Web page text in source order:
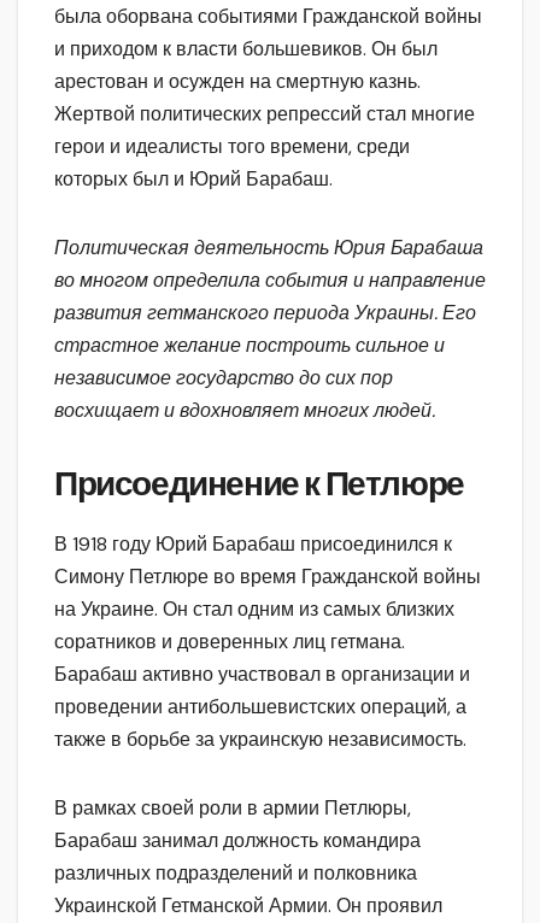
была оборвана событиями Гражданской войны
и приходом к власти большевиков. Он был
арестован и осужден на смертную казнь.
Жертвой политических репрессий стал многие
герои и идеалисты того времени, среди
которых был и Юрий Барабаш.
Политическая деятельность Юрия Барабаша
во многом определила события и направление
развития гетманского периода Украины. Его
страстное желание построить сильное и
независимое государство до сих пор
восхищает и вдохновляет многих людей.
Присоединение к Петлюре
В 1918 году Юрий Барабаш присоединился к
Симону Петлюре во время Гражданской войны
на Украине. Он стал одним из самых близких
соратников и доверенных лиц гетмана.
Барабаш активно участвовал в организации и
проведении антибольшевистских операций, а
также в борьбе за украинскую независимость.
В рамках своей роли в армии Петлюры,
Барабаш занимал должность командира
различных подразделений и полковника
Украинской Гетманской Армии. Он проявил